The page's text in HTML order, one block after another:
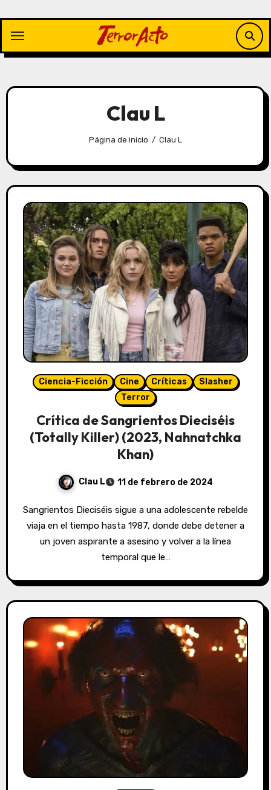
contenido
Clau L
Página de inicio Clau L
Ciencia-Ficción Cine Críticas
Slasher
Terror
Crítica de Sangrientos Dieciséis
(Totally Killer) (2023, Nahnatchka
Khan)
Clau L 11 de febrero de 2024
Sangrientos Dieciséis sigue a una adolescente rebelde
viaja en el tiempo hasta 1987, donde debe detener a
un joven aspirante a asesino y volver a la línea
temporal que le…